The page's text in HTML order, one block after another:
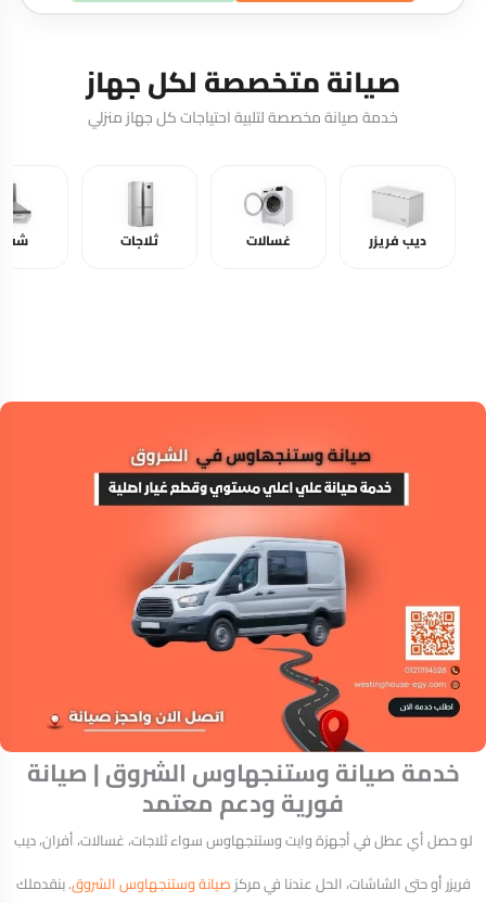
صيانة متخصصة لكل جهاز
خدمة صيانة مخصصة لتلبية احتياجات كل جهاز منزلي
ديب فريزر غسالات ثلاجات
خدمة صيانة وستنجهاوس الشروق | صيانة
فورية ودعم معتمد
لو حصل أي عطل في أجهزة وايت وستنجهاوس سواء ثلاجات، غسالات، أفران، ديب
فريزر أو حتى الشاشات، الحل عندنا في مركز صيانة وستنجهاوس الشروق. بنقدملك